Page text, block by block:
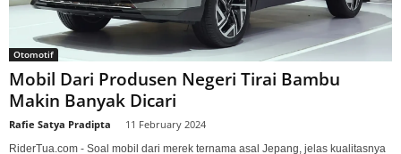
Otomotif
Mobil Dari Produsen Negeri Tirai Bambu
Makin Banyak Dicari
Rafie Satya Pradipta 11 February 2024
RiderTua.com - Soal mobil dari merek ternama asal Jepang, jelas kualitasnya